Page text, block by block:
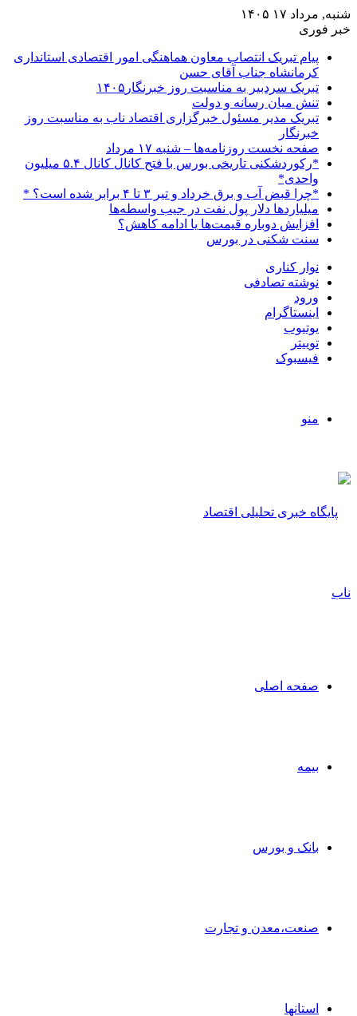
شنبه, مرداد ۱۷ ۱۴۰۵
خبر فوری
پیام تبریک انتصاب معاون هماهنگی امور اقتصادی استانداری
کرمانشاه جناب آقای حسن
تبریک سردبیر به مناسبت روز خبرنگار۱۴۰۵
تنش میان رسانه و دولت
تبریک مدیر مسئول خبرگزاری اقتصاد ناب به مناسبت روز
خبرنگار
صفحه نخست روزنامه‌ها – شنبه ۱۷ مرداد
*رکوردشکنی تاریخی بورس با فتح کانال کانال ۵.۴ میلیون
واحدی*
*چرا قبض آب و برق خرداد و تیر ۳ تا ۴ برابر شده است؟ *
میلیاردها دلار پول نفت در جیب واسطه‌ها
افزایش دوباره قیمت‌ها یا ادامه کاهش؟
سنت شکنی در بورس
نوار کناری
نوشته تصادفی
ورود
اینستاگرام
یوتیوب
توییتر
فیسبوک
منو
صفحه اصلی
بیمه
بانک و بورس
صنعت،معدن و تجارت
استانها